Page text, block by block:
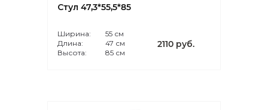
Стул 47,3*55,5*85
Ширина:
55 см
Длина:
47 см
Высота:
85 см
2110 руб.